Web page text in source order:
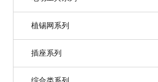
植锡网系列
插座系列